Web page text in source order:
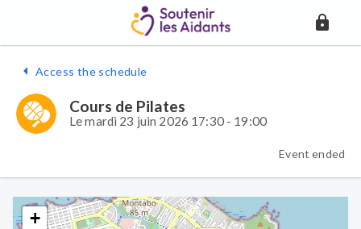
Access the schedule
Cours de Pilates
Le mardi 23 juin 2026 17:30 - 19:00
Event ended
+